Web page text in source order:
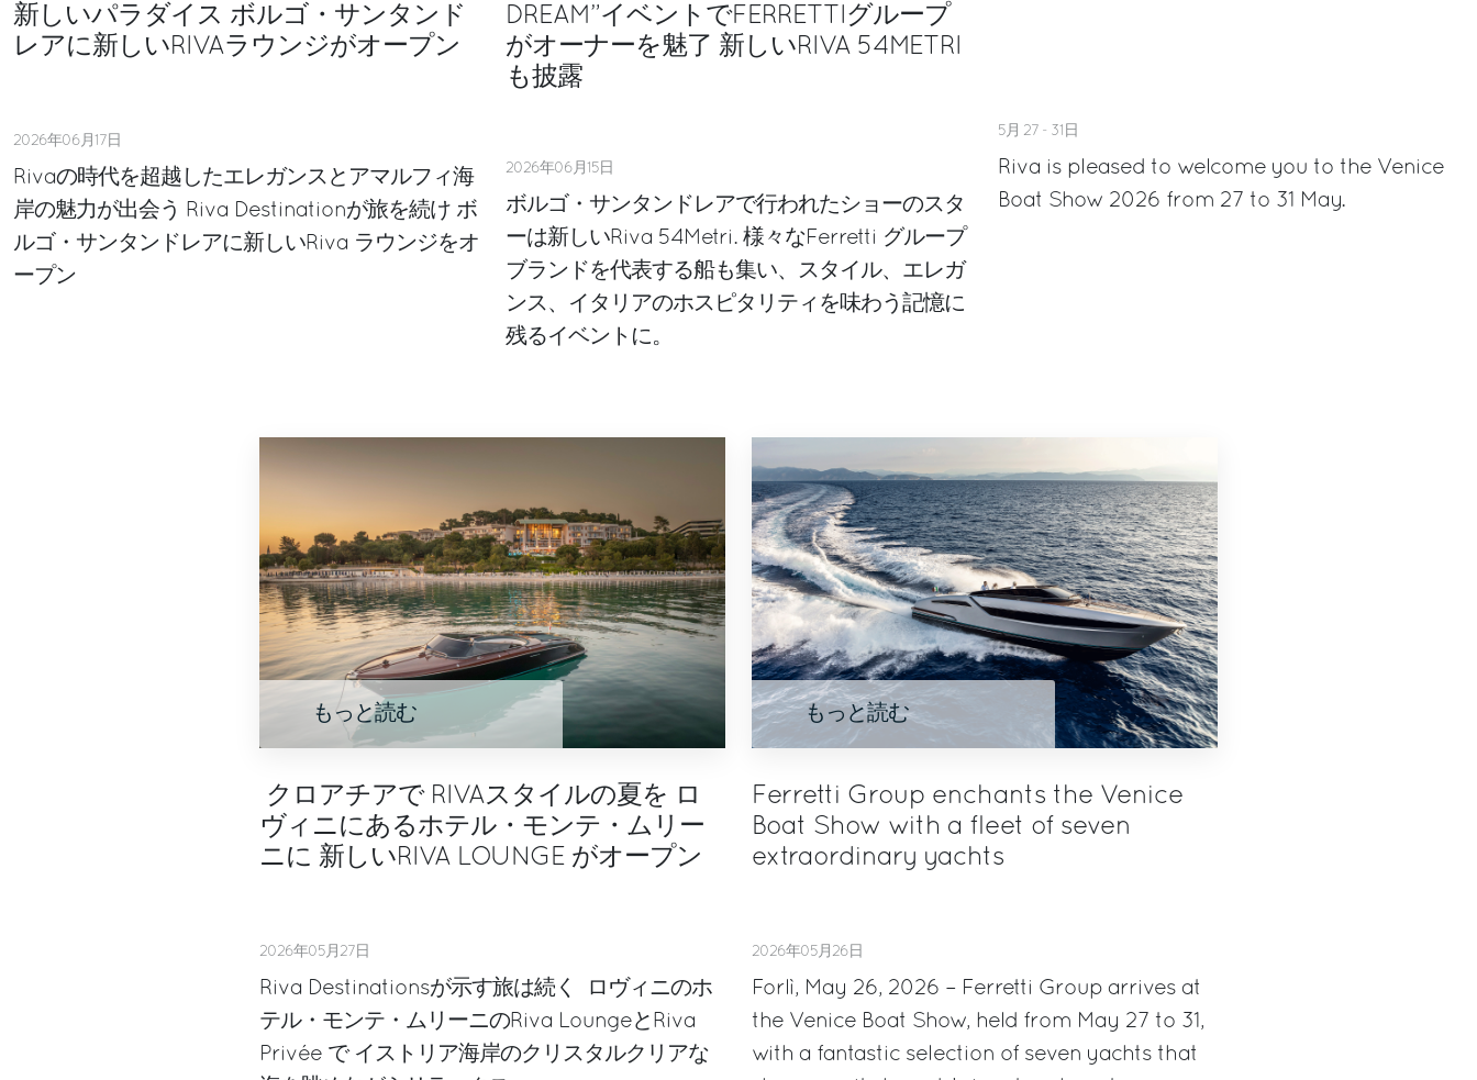
新しいパラダイス ボルゴ・サンタンド
レアに新しいRIVAラウンジがオープン
2026年06月17日
Rivaの時代を超越したエレガンスとアマルフィ海
岸の魅力が出会う Riva Destinationが旅を続け ボ
ルゴ・サンタンドレアに新しいRiva ラウンジをオ
ープン
DREAM”イベントでFERRETTIグループ
がオーナーを魅了 新しいRIVA 54METRI
も披露
2026年06月15日
ボルゴ・サンタンドレアで行われたショーのスタ
ーは新しいRiva 54Metri. 様々なFerretti グループ
ブランドを代表する船も集い、スタイル、エレガ
ンス、イタリアのホスピタリティを味わう記憶に
残るイベントに。
5月 27 - 31日
Riva is pleased to welcome you to the Venice
Boat Show 2026 from 27 to 31 May.
もっと読む
クロアチアで RIVAスタイルの夏を ロ
ヴィニにあるホテル・モンテ・ムリー
ニに 新しいRIVA LOUNGE がオープン
2026年05月27日
Riva Destinationsが示す旅は続く ロヴィニのホ
テル・モンテ・ムリーニのRiva LoungeとRiva
Privée で イストリア海岸のクリスタルクリアな
もっと読む
Ferretti Group enchants the Venice
Boat Show with a fleet of seven
extraordinary yachts
2026年05月26日
Forlì, May 26, 2026 – Ferretti Group arrives at
the Venice Boat Show, held from May 27 to 31,
with a fantastic selection of seven yachts that